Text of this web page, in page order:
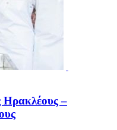
Ηρακλέους –